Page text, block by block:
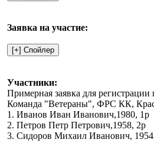
Заявка на участие:
Участники:
Примерная заявка для регистрации
Команда "Ветераны", ФРС КК,
1. Иванов Иван Иванович,1980, 1р
2. Петров Петр Петрович,1958, 2р
3. Сидоров Михаил Иванович,